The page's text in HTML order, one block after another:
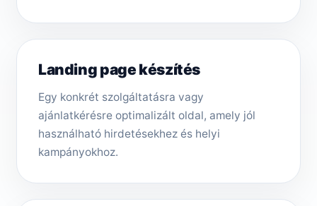
Landing page készítés
Egy konkrét szolgáltatásra vagy
ajánlatkérésre optimalizált oldal, amely jól
használható hirdetésekhez és helyi
kampányokhoz.